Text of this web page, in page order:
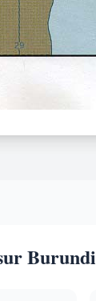
Burundi